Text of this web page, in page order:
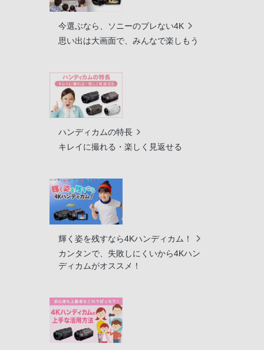
今選ぶなら、ソニーのブレない4K
思い出は大画面で、みんなで楽しもう
ハンディカムの特長
キレイに撮れる・楽しく見返せる
輝く姿を残すなら4Kハンディカム！
カンタンで、失敗しにくいから4Kハン
ディカムがオススメ！